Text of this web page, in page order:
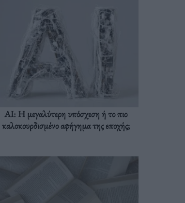
AI: Η μεγαλύτερη υπόσχεση ή το πιο
καλοκουρδισμένο αφήγημα της εποχής;